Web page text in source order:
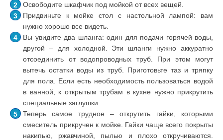
Освободите шкафчик под мойкой от всех вещей.
Придвиньте к мойке стол с настольной лампой: вам
нужно хорошо все видеть.
Вы увидите два шланга: один для подачи горячей воды,
другой – для холодной. Эти шланги нужно аккуратно
отсоединить от водопроводных труб. При этом могут
вытечь остатки воды из труб. Приготовьте таз и тряпку
для пола. Если есть необходимость пользоваться водой
в ванной, к открытым трубам в кухне нужно прикрутить
специальные заглушки.
Теперь самое трудное – открутить гайки, которыми
смеситель прикручен к мойке. Гайки чаще всего покрыты
накипью, ржавчиной, пылью и плохо откручиваются.